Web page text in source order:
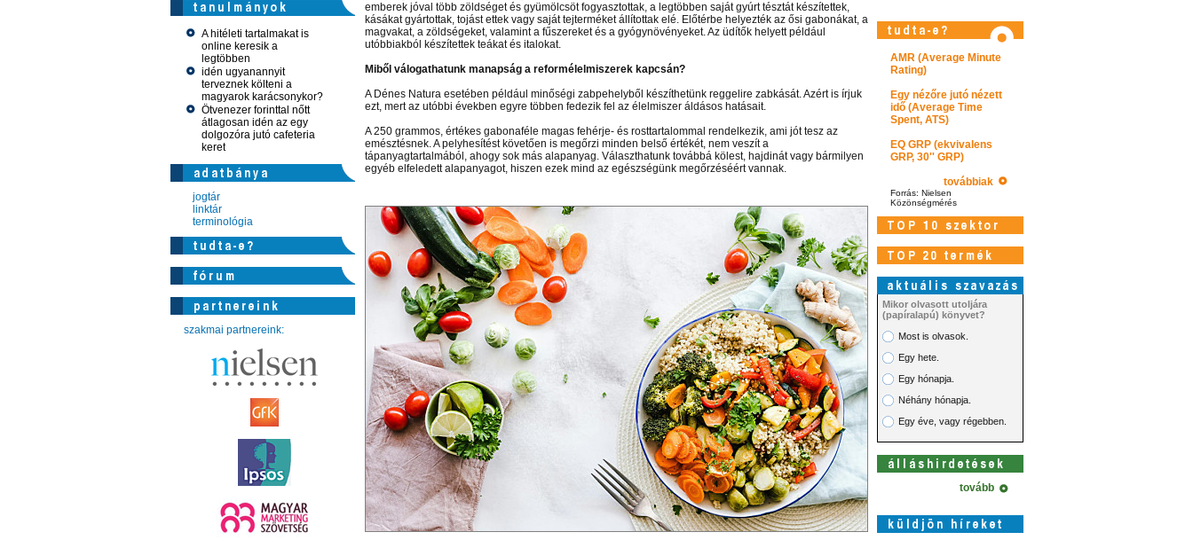
A hitéleti tartalmakat is
online keresik a
legtöbben
idén ugyanannyit
terveznek költeni a
magyarok karácsonykor?
Ötvenezer forinttal nőtt
átlagosan idén az egy
dolgozóra jutó cafeteria
keret
jogtár
linktár
terminológia
szakmai partnereink:
emberek jóval több zöldséget és gyümölcsöt fogyasztottak, a legtöbben saját gyúrt tésztát készítettek,
kásákat gyártottak, tojást ettek vagy saját tejterméket állítottak elé. Előtérbe helyezték az ősi gabonákat, a
magvakat, a zöldségeket, valamint a fűszereket és a gyógynövényeket. Az üdítők helyett például
utóbbiakból készítettek teákat és italokat.
Miből válogathatunk manapság a reformélelmiszerek kapcsán?
A Dénes Natura esetében például minőségi zabpehelyből készíthetünk reggelire zabkását. Azért is írjuk
ezt, mert az utóbbi években egyre többen fedezik fel az élelmiszer áldásos hatásait.
A 250 grammos, értékes gabonaféle magas fehérje- és rosttartalommal rendelkezik, ami jót tesz az
emésztésnek. A pelyhesítést követően is megőrzi minden belső értékét, nem veszít a
tápanyagtartalmából, ahogy sok más alapanyag. Választhatunk továbbá kölest, hajdinát vagy bármilyen
egyéb elfeledett alapanyagot, hiszen ezek mind az egészségünk megőrzéséért vannak.
AMR (Average Minute
Rating)
Egy nézőre jutó nézett
idő (Average Time
Spent, ATS)
EQ GRP (ekvivalens
GRP, 30'' GRP)
továbbiak
Forrás: Nielsen
Közönségmérés
Mikor olvasott utoljára
(papíralapú) könyvet?
Most is olvasok.
Egy hete.
Egy hónapja.
Néhány hónapja.
Egy éve, vagy régebben.
tovább